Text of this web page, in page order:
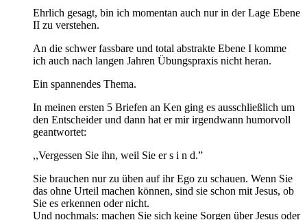
Ehrlich gesagt, bin ich momentan auch nur in der Lage Ebene
II zu verstehen.
An die schwer fassbare und total abstrakte Ebene I komme
ich auch nach langen Jahren Übungspraxis nicht heran.
Ein spannendes Thema.
In meinen ersten 5 Briefen an Ken ging es ausschließlich um
den Entscheider und dann hat er mir irgendwann humorvoll
geantwortet:
,,Vergessen Sie ihn, weil Sie er s i n d.”
Sie brauchen nur zu üben auf ihr Ego zu schauen. Wenn Sie
das ohne Urteil machen können, sind sie schon mit Jesus, ob
Sie es erkennen oder nicht.
Und nochmals: machen Sie sich keine Sorgen über Jesus oder